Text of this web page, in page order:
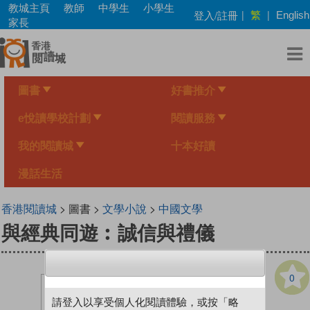
Skip
main
content
教城主頁 教師 中學生
小學生
家長
登入/註冊 | 繁 | English
圖書 好書推介
e悅讀學校計劃 閱讀服務
我的閱讀城 十本好讀
漫話生活
香港閱讀城> 圖書 > 文學小說 > 中國文學
與經典同遊︰誠信與禮儀
0
請登入以享受個人化閱讀體驗，或按「略